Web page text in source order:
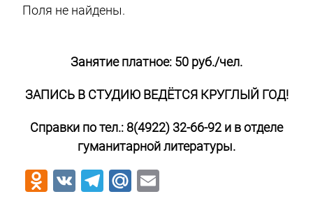
Поля не найдены.
Занятие платное: 50 руб./чел.
ЗАПИСЬ В СТУДИЮ ВЕДЁТСЯ КРУГЛЫЙ ГОД!
Справки по тел.: 8(4922) 32-66-92 и в отделе
гуманитарной литературы.
Odnoklassniki
VK Telegram
Mail.Ru